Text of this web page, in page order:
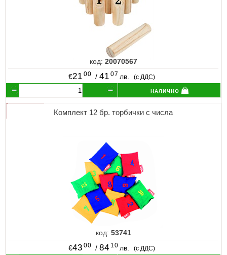
код: 20070567
€21 00 / 41 07 лв. (с ДДС)
налично
Комплект 12 бр. торбички с числа
код: 53741
€43 00 / 84 10 лв. (с ДДС)